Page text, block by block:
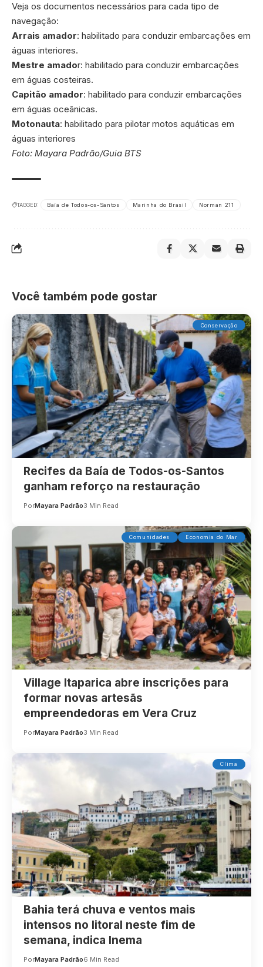
Veja os documentos necessários para cada tipo de
navegação:
Arrais amador: habilitado para conduzir embarcações em
águas interiores.
Mestre amador: habilitado para conduzir embarcações
em águas costeiras.
Capitão amador: habilitado para conduzir embarcações
em águas oceânicas.
Motonauta: habilitado para pilotar motos aquáticas em
águas interiores
Foto: Mayara Padrão/Guia BTS
TAGGED: Baía de Todos-os-Santos Marinha do Brasil Norman 211
Você também pode gostar
Conservação
Recifes da Baía de Todos-os-Santos
ganham reforço na restauração
PorMayara Padrão3 Min Read
Comunidades Economia do Mar
Village Itaparica abre inscrições para
formar novas artesãs
empreendedoras em Vera Cruz
PorMayara Padrão3 Min Read
Clima
Bahia terá chuva e ventos mais
intensos no litoral neste fim de
semana, indica Inema
PorMayara Padrão6 Min Read